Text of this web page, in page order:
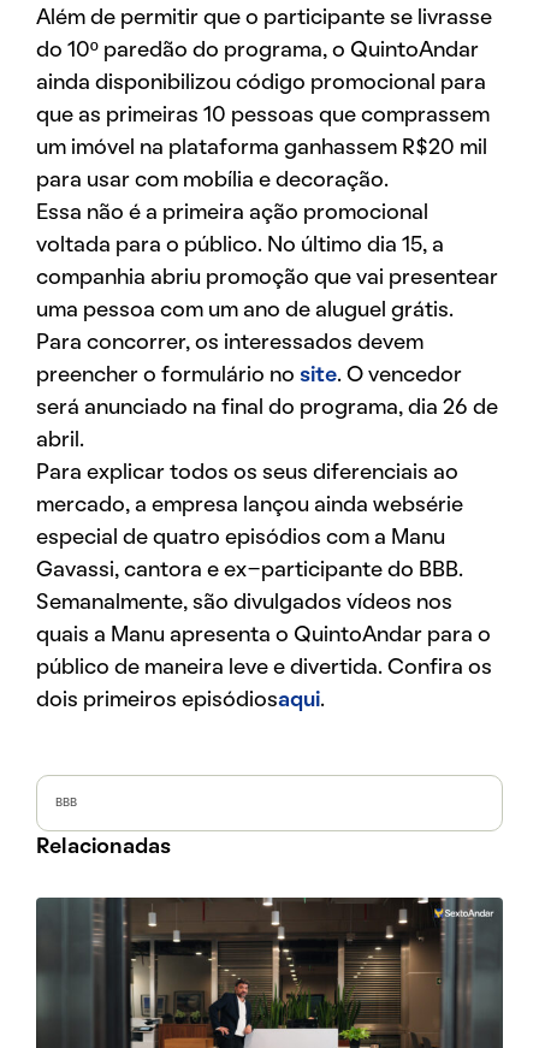
Além de permitir que o participante se livrasse
do 10º paredão do programa, o QuintoAndar
ainda disponibilizou código promocional para
que as primeiras 10 pessoas que comprassem
um imóvel na plataforma ganhassem R$20 mil
para usar com mobília e decoração.
Essa não é a primeira ação promocional
voltada para o público. No último dia 15, a
companhia abriu promoção que vai presentear
uma pessoa com um ano de aluguel grátis.
Para concorrer, os interessados devem
preencher o formulário no site. O vencedor
será anunciado na final do programa, dia 26 de
abril.
Para explicar todos os seus diferenciais ao
mercado, a empresa lançou ainda websérie
especial de quatro episódios com a Manu
Gavassi, cantora e ex-participante do BBB.
Semanalmente, são divulgados vídeos nos
quais a Manu apresenta o QuintoAndar para o
público de maneira leve e divertida. Confira os
dois primeiros episódiosaqui.
BBB
Relacionadas